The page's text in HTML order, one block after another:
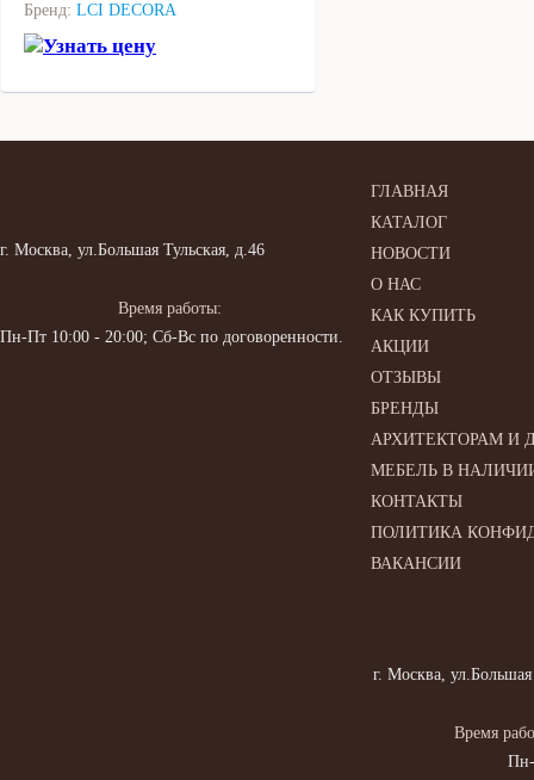
Бренд: LCI DECORA
Узнать цену
г. Москва, ул.Большая Тульская, д.46
Время работы:
Пн-Пт 10:00 - 20:00; Сб-Вс по договоренности.
ГЛАВНАЯ
КАТАЛОГ
НОВОСТИ
О НАС
КАК КУПИТЬ
АКЦИИ
ОТЗЫВЫ
БРЕНДЫ
АРХИТЕКТОРАМ И
МЕБЕЛЬ В
КОНТАКТЫ
ПОЛИТИКА
ВАКАНСИИ
г. Москва, ул.Большая
Время
Пн-